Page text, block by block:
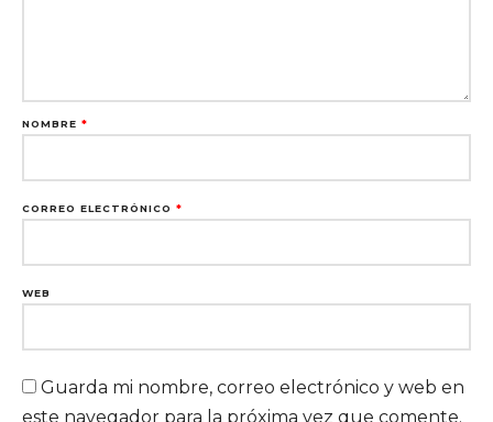
NOMBRE *
CORREO ELECTRÓNICO *
WEB
Guarda mi nombre, correo electrónico y web en
este navegador para la próxima vez que comente.